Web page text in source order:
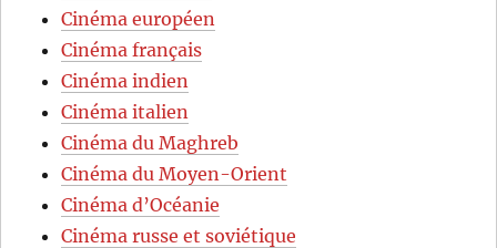
Cinéma européen
Cinéma français
Cinéma indien
Cinéma italien
Cinéma du Maghreb
Cinéma du Moyen-Orient
Cinéma d’Océanie
Cinéma russe et soviétique